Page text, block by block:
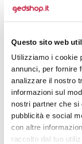
Questo sito web
Utilizziamo i cookie
annunci, per fornire
analizzare il nostro
informazioni sul
nostri partner che si
pubblicità e social
con altre
raccolto dal tuo
200
1500
2000
3000
5000